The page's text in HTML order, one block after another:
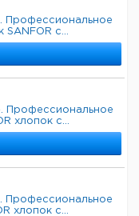
Профессиональное
с...
Профессиональное
хлопок с...
Профессиональное
хлопок с...